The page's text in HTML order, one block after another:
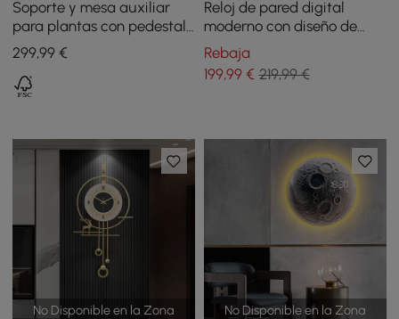
Soporte y mesa auxiliar
para plantas con pedestal
de piedra sinterizada
blanca
299,99 €
Reloj de pared digital
moderno con diseño de
elefante para decoración
del hogar con LED
Rebaja
199,99€ 219,99 €
No Disponible en la Zona No Disponible en la Zona